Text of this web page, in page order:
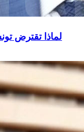
لماذا تقترض